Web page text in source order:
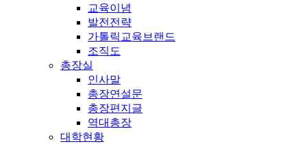
교육이념
발전전략
가톨릭교육브랜드
조직도
총장실
인사말
총장연설문
총장편지글
역대총장
대학현황